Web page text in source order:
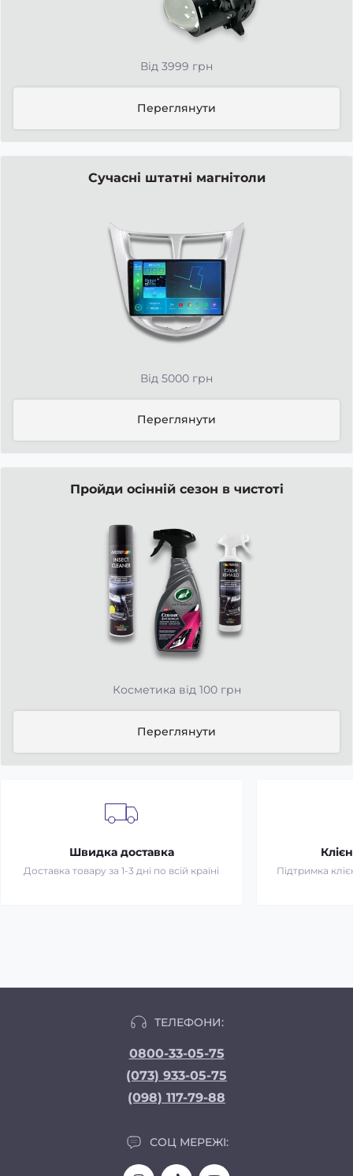
Від 3999 грн
Переглянути
Сучасні штатні магнітоли
Від 5000 грн
Переглянути
Пройди осінній сезон в чистоті
Косметика від 100 грн
Переглянути
Швидка доставка
Доставка товару за 1-3 дні по всій країні Підтримка
ТЕЛЕФОНИ:
0800-33-05-75
(073) 933-05-75
(098) 117-79-88
СОЦ МЕРЕЖІ: